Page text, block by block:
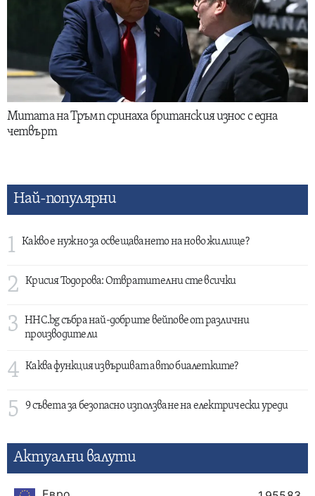
Митата на Тръмп сринаха британския износ с една
четвърт
Най-популярни
1 Какво е нужно за освещаването на ново жилище?
2 Крисия Тодорова: Отвратителни сте всички
3
HHC.bg събра най-добрите вейпове от различни
производители
4 Каква функция извършват авто биалетките?
5 9 съвета за безопасно използване на електрически уреди
Актуални валути